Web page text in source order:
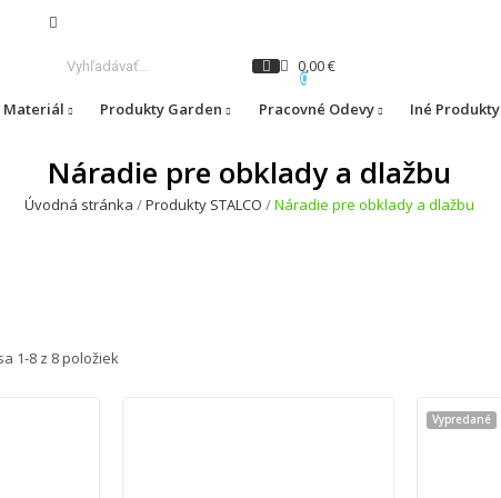
0,00 €
0
Materiál
Produkty Garden Pracovné Odevy Iné Produkty
Náradie pre obklady a dlažbu
Úvodná stránka Produkty STALCO Náradie pre obklady a dlažbu
1-8 z 8 položiek
Vypredané